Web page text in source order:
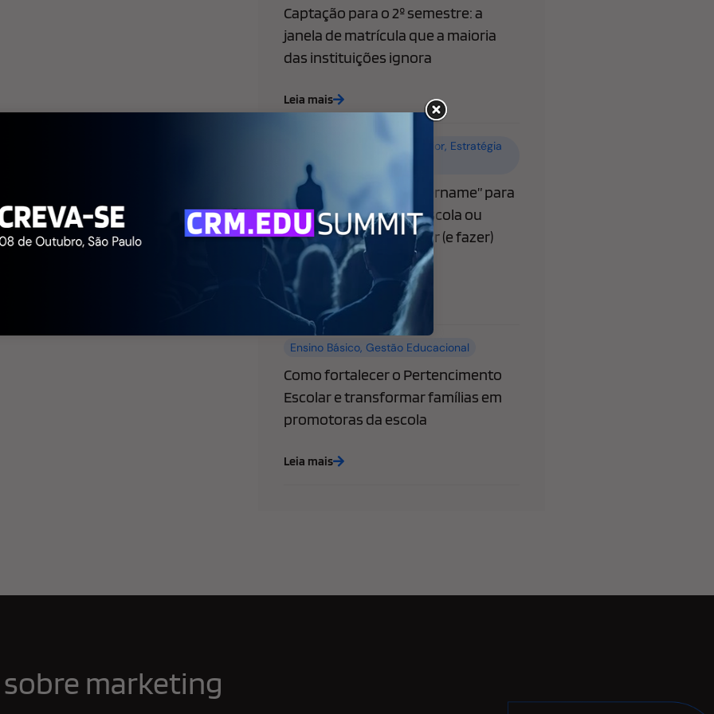
Captação para o 2º semestre: a
janela de matrícula que a maioria
das instituições ignora
Leia mais
Ensino superior, Estratégia
de Marketing Educacional
WhatsApp libera “@username” para
empresas: o que sua escola ou
faculdade precisa saber (e fazer)
agora
Leia mais
Ensino Básico, Gestão Educacional
Como fortalecer o Pertencimento
Escolar e transformar famílias em
promotoras da escola
Leia mais
marketing